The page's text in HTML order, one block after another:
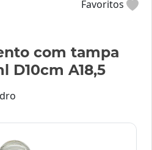
Favoritos
com tampa
D10cm A18,5